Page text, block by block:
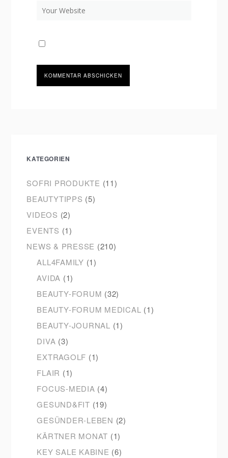
KATEGORIEN
SOFRI PRODUKTE (11)
BEAUTYTIPPS (5)
VIDEOS (2)
EVENTS (1)
NEWS & PRESSE (210)
ALL4FAMILY (1)
AVIDA (1)
BEAUTY-FORUM (32)
BEAUTY-FORUM MEDICAL (1)
BEAUTY-JOURNAL (1)
DIVA (3)
EXTRAGOLF (1)
FLAIR (1)
FOCUS-MEDIA (4)
GESUND&FIT (19)
GESÜNDER-LEBEN (2)
KÄRTNER MONAT (1)
KEY SALE KABINE (6)